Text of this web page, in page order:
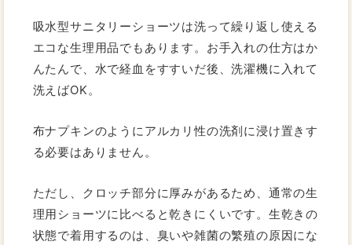
吸水型サニタリーショーツは洗って繰り返し使える
エコな生理用品でもあります。お手入れの仕方はか
んたんで、水で経血をすすいだ後、洗濯機に入れて
洗えばOK。
布ナプキンのようにアルカリ性の洗剤に浸け置きす
る必要はありません。
ただし、クロッチ部分に厚みがあるため、通常の生
理用ショーツに比べると乾きにくいです。生乾きの
状態で着用するのは、臭いや雑菌の繁殖の原因にな